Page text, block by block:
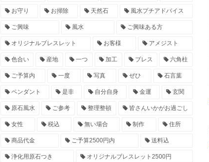
お守り お掃除 天然石 風水プチアドバイス
ご興味 風水 ご興味ある方
オリジナルブレスレット お客様 アメジスト
色合い 産地 一つ 加工 ブレス 六角柱
ご予算内 一度 写真 ぜひ 石言葉
ペンダント 是非 自分自身 金運 玄関
原石風水 ご参考 整理整頓 皆さんいかがお過ごし
女性 税込 無い場合 制作 住所
商品代金 ご予算2500円内 送料込
浄化用原石つき オリジナルブレスレット2500円